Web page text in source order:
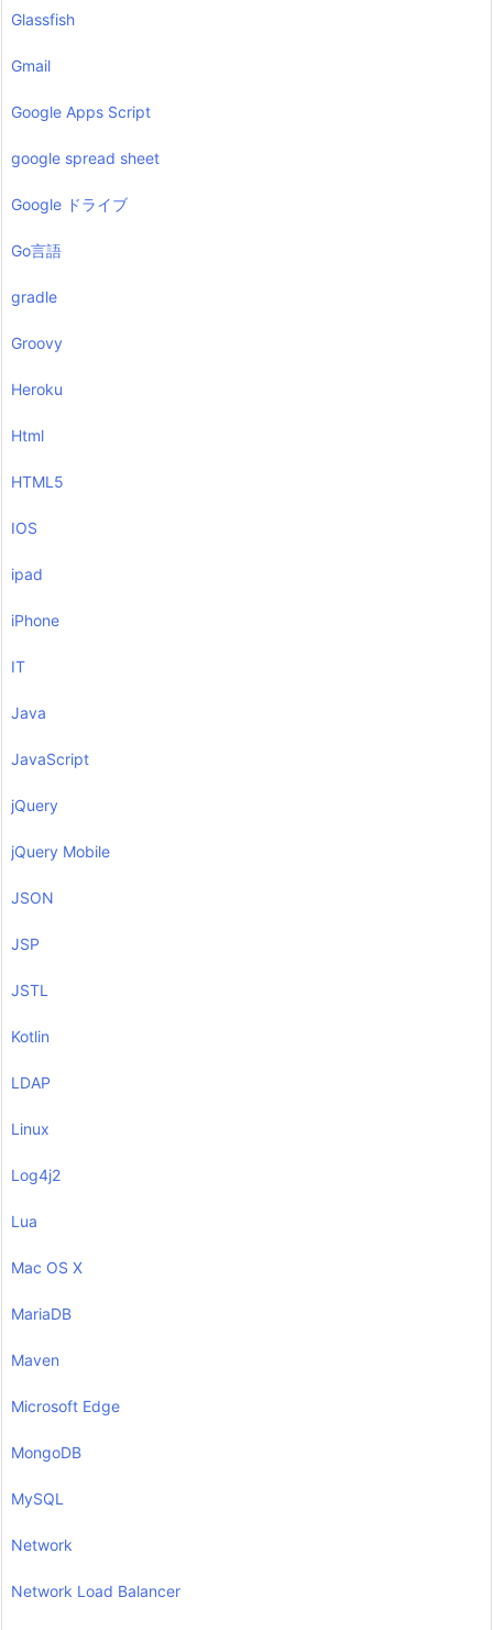
Glassfish
Gmail
Google Apps Script
google spread sheet
Google ドライブ
Go言語
gradle
Groovy
Heroku
Html
HTML5
IOS
ipad
iPhone
IT
Java
JavaScript
jQuery
jQuery Mobile
JSON
JSP
JSTL
Kotlin
LDAP
Linux
Log4j2
Lua
Mac OS X
MariaDB
Maven
Microsoft Edge
MongoDB
MySQL
Network
Network Load Balancer